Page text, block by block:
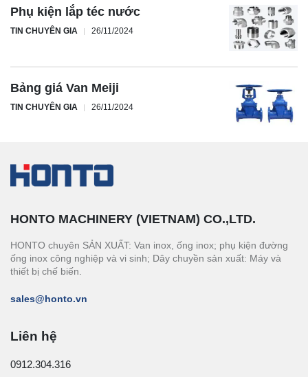
Phụ kiện lắp téc nước
TIN CHUYÊN GIA 26/11/2024
Bảng giá Van Meiji
TIN CHUYÊN GIA 26/11/2024
HONTO MACHINERY (VIETNAM) CO.,LTD.
HONTO chuyên SẢN XUẤT: Van inox, ống inox; phụ kiện đường
ống inox công nghiệp và vi sinh; Dây chuyền sản xuất: Máy và
thiết bị chế biến.
sales@honto.vn
Liên hệ
0912.304.316